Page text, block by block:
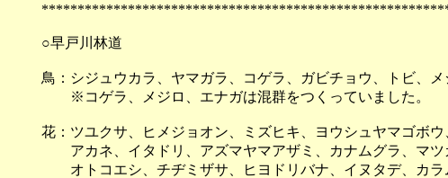
○早戸川林道
鳥：シジュウカラ、ヤマガラ、コゲラ、ガビチョウ、トビ、
※コゲラ、メジロ、エナガは混群をつくっていました。
花：ツユクサ、ヒメジョオン、ミズヒキ、ヨウシュヤマゴボ
アカネ、イタドリ、アズマヤマアザミ、カナムグラ、マツ
オトコエシ、チヂミザサ、ヒヨドリバナ、イヌタデ、カ